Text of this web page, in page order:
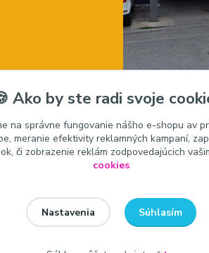
Ako by ste radi svoje
na správne fungovanie nášho e-shopu av
meranie efektivity reklamných kampaní,
či zobrazenie reklám zodpovedajúcich
cookies
Nastavenia Súhlasím